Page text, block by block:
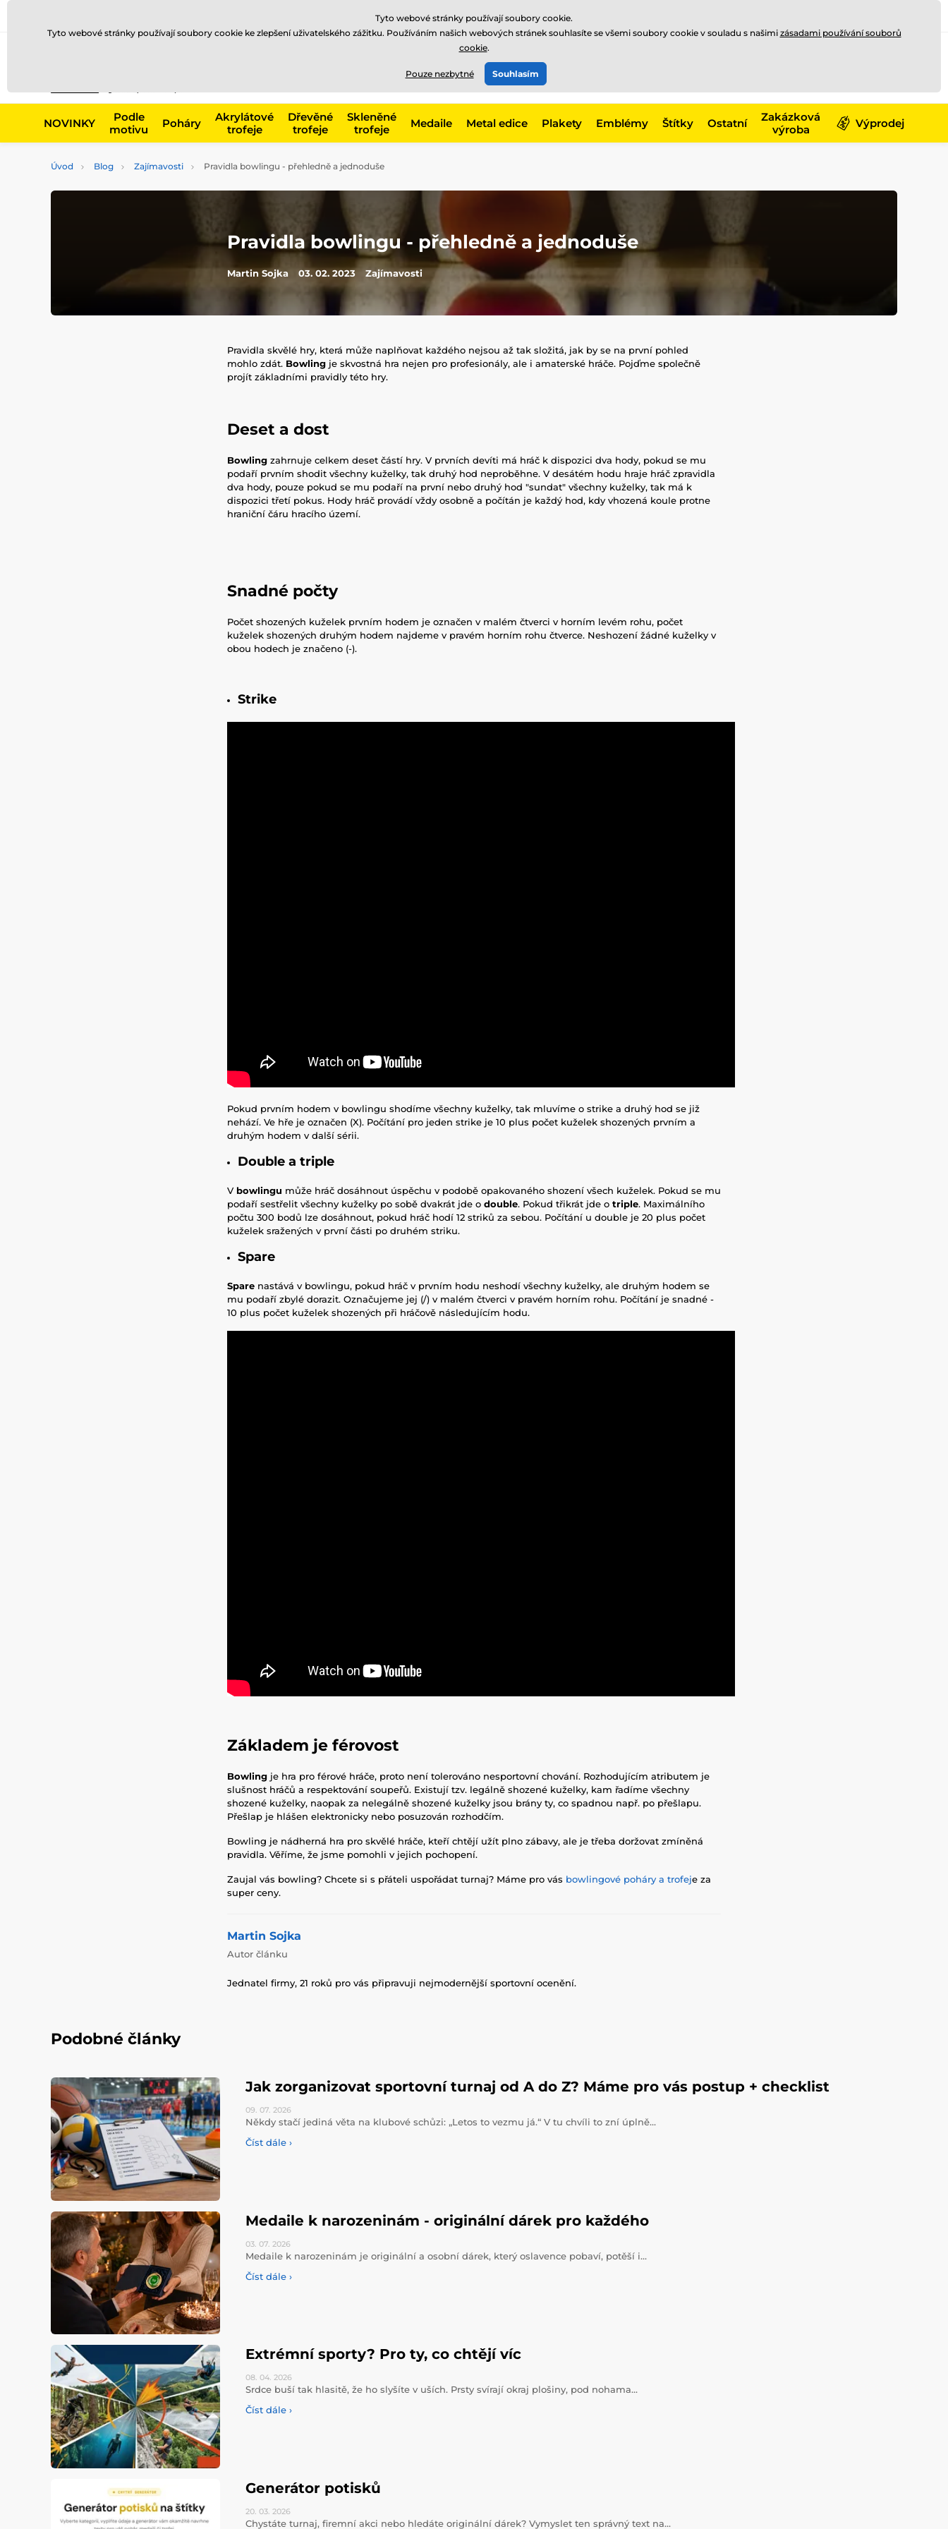
775 400 255
Zavolejte nám
NOVINKY
Podle
motivu
Poháry
Akrylátové
trofeje
Dřevěné
trofeje
Skleněné
trofeje
Medaile Metal edice Plakety Emblémy Štítky Ostatní
Zakázková
výroba
Výprodej
Úvod Blog Zajímavosti Pravidla bowlingu - přehledně a jednoduše
Pravidla bowlingu - přehledně a jednoduše
Martin Sojka 03. 02. 2023 Zajímavosti
Pravidla skvělé hry, která může naplňovat každého nejsou až tak složitá, jak by se na první pohled
mohlo zdát. Bowling je skvostná hra nejen pro profesionály, ale i amaterské hráče. Pojďme společně
projít základními pravidly této hry.
Deset a dost
Bowling zahrnuje celkem deset částí hry. V prvních devíti má hráč k dispozici dva hody, pokud se mu
podaří prvním shodit všechny kuželky, tak druhý hod neproběhne. V desátém hodu hraje hráč zpravidla
dva hody, pouze pokud se mu podaří na první nebo druhý hod "sundat" všechny kuželky, tak má k
dispozici třetí pokus. Hody hráč provádí vždy osobně a počítán je každý hod, kdy vhozená koule protne
hraniční čáru hracího území.
Snadné počty
Počet shozených kuželek prvním hodem je označen v malém čtverci v horním levém rohu, počet
kuželek shozených druhým hodem najdeme v pravém horním rohu čtverce. Neshození žádné kuželky v
obou hodech je značeno (-).
Strike
Pokud prvním hodem v bowlingu shodíme všechny kuželky, tak mluvíme o strike a druhý hod se již
nehází. Ve hře je označen (X). Počítání pro jeden strike je 10 plus počet kuželek shozených prvním a
druhým hodem v další sérii.
Double a triple
V bowlingu může hráč dosáhnout úspěchu v podobě opakovaného shození všech kuželek. Pokud se mu
podaří sestřelit všechny kuželky po sobě dvakrát jde o double. Pokud třikrát jde o triple. Maximálního
počtu 300 bodů lze dosáhnout, pokud hráč hodí 12 striků za sebou. Počítání u double je 20 plus počet
kuželek sražených v první části po druhém striku.
Spare
Spare nastává v bowlingu, pokud hráč v prvním hodu neshodí všechny kuželky, ale druhým hodem se
mu podaří zbylé dorazit. Označujeme jej (/) v malém čtverci v pravém horním rohu. Počítání je snadné -
10 plus počet kuželek shozených při hráčově následujícím hodu.
Základem je férovost
Bowling je hra pro férové hráče, proto není tolerováno nesportovní chování. Rozhodujícím atributem je
slušnost hráčů a respektování soupeřů. Existují tzv. legálně shozené kuželky, kam řadíme všechny
shozené kuželky, naopak za nelegálně shozené kuželky jsou brány ty, co spadnou např. po přešlapu.
Přešlap je hlášen elektronicky nebo posuzován rozhodčím.
Bowling je nádherná hra pro skvělé hráče, kteří chtějí užít plno zábavy, ale je třeba doržovat zmíněná
pravidla. Věříme, že jsme pomohli v jejich pochopení.
Zaujal vás bowling? Chcete si s přáteli uspořádat turnaj? Máme pro vás bowlingové poháry a trofeje za
super ceny.
Martin Sojka
Autor článku
Jednatel firmy, 21 roků pro vás připravuji nejmodernější sportovní ocenění.
Podobné články
Jak zorganizovat sportovní turnaj od A do Z? Máme pro vás postup + checklist
09. 07. 2026
Někdy stačí jediná věta na klubové schůzi: „Letos to vezmu já.“ V tu chvíli to zní úplně…
Číst dále ›
Medaile k narozeninám - originální dárek pro každého
03. 07. 2026
Medaile k narozeninám je originální a osobní dárek, který oslavence pobaví, potěší i…
Číst dále ›
Extrémní sporty? Pro ty, co chtějí víc
08. 04. 2026
Srdce buší tak hlasitě, že ho slyšíte v uších. Prsty svírají okraj plošiny, pod nohama…
Číst dále ›
Generátor potisků
20. 03. 2026
Chystáte turnaj, firemní akci nebo hledáte originální dárek? Vymyslet ten správný text na…
Tyto webové stránky používají soubory cookie.
Tyto webové stránky používají soubory cookie ke zlepšení uživatelského zážitku. Používáním našich webových stránek souhlasíte se všemi soubory cookie v souladu s našimi zásadami používání souborů
cookie.
Pouze nezbytné Souhlasím